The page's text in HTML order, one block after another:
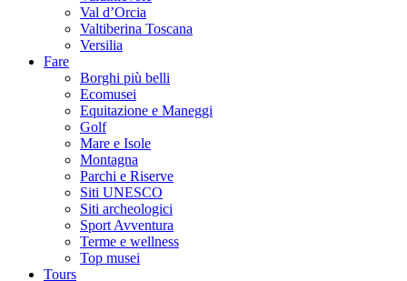
Val d’Orcia
Valtiberina Toscana
Versilia
Fare
Borghi più belli
Ecomusei
Equitazione e Maneggi
Golf
Mare e Isole
Montagna
Parchi e Riserve
Siti UNESCO
Siti archeologici
Sport Avventura
Terme e wellness
Top musei
Tours